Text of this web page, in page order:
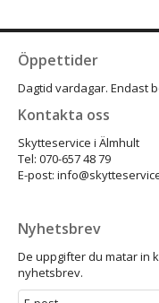
Öppettider
Dagtid vardagar. Endast
Kontakta oss
Skytteservice i Älmhult
Tel: 070-657 48 79
E-post:
Nyhetsbrev
De uppgifter du matar in
nyhetsbrev.